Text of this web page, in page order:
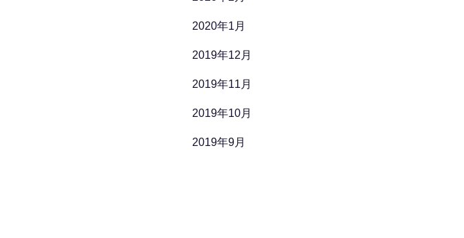
2020年1月
2019年12月
2019年11月
2019年10月
2019年9月